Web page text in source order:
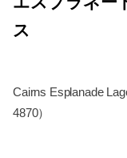
ス
Cairns Esplanade
4870）